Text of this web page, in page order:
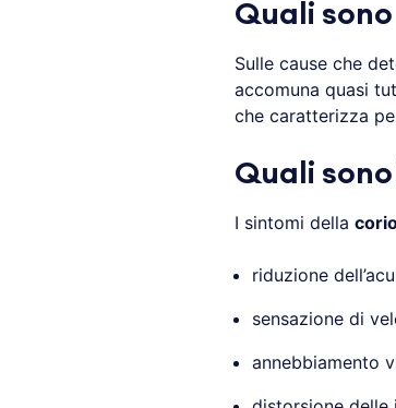
Quali
Sulle cause che
accomuna quasi
che caratterizza
Quali
I sintomi della
riduzione
sensazione di
annebbiamento